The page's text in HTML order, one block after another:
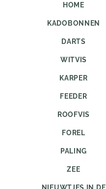
HOME
KADOBONNEN
DARTS
WITVIS
KARPER
FEEDER
ROOFVIS
FOREL
PALING
ZEE
NIEUWTJES IN DE